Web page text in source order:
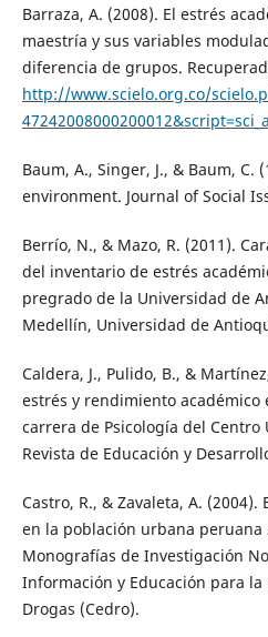
Barraza, A. (2008). El estrés
maestría y sus variables
diferencia de grupos.
http://www.scielo.org.co/
Baum, A., Singer, J., & Baum, C.
environment. Journal of Social
Berrío, N., & Mazo, R. (2011).
del inventario de estrés
pregrado de la Universidad de
Medellín, Universidad de
Caldera, J., Pulido, B., &
estrés y rendimiento académico
carrera de Psicología del Centro
Revista de Educación y
Castro, R., & Zavaleta, A.
en la población urbana peruana
Monografías de Investigación
Información y Educación para
Drogas (Cedro).